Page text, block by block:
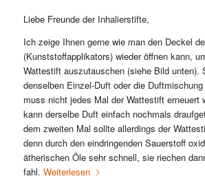
Liebe Freunde der Inhalierstifte,
Ich zeige Ihnen gerne wie man den Deckel
(Kunststoffapplikators) wieder öffnen kann,
Wattestift auszutauschen (siehe Bild unten).
denselben Einzel-Duft oder die
muss nicht jedes Mal der Wattestift erneuert
kann derselbe Duft einfach nochmals
dem zweiten Mal sollte allerdings der
denn durch den eindringenden Sauerstoff
ätherischen Öle sehr schnell, sie riechen
fahl. Weiterlesen